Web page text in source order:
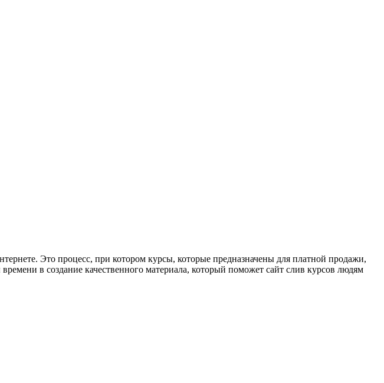
Это процесс, при котором курсы, которые предназначены для платной продажи,
в создание качественного материала, который поможет сайт слив курсов людям